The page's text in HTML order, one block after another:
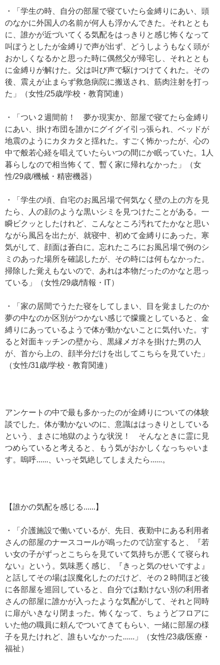
・「学生の時、自分の部屋で寝ていたら金縛りにあい、頭
のなかに外国人の名前が何人も浮かんできた。それととも
に、誰かが近づいてくる気配をはっきりと感じ怖くなって
叫ぼうとしたが金縛りで声が出ず、どうしようもなく頭が
おかしくなるかと思った時に偶然父が帰宅し、それととも
に金縛りが解けた。父は叫び声で駆けつけてくれた。その
後、震えが止まらず救急病院に搬送され、筋肉注射を打っ
た」（女性/25歳/学校・教育関連）
・「つい２週間前！ 夢か現実か、部屋で寝てたら金縛り
にあい、掛け布団を誰かにグイグイ引っ張られ、ベッドが
地震のようにカタカタと揺れた。すごく怖かったが、心の
中で般若心経を唱えていたらいつの間にか眠っていた。1人
暮らしなので相当怖くて、暫く家に帰れなかった」（女
性/29歳/機械・精密機器）
・「学生の頃、自宅のお風呂場で何気なく壁の上の方を見
たら、人の顔のような黒いシミを見つけたことがある。一
瞬ビクッとしたけれど、こんなところ汚れてたかなと思い
ながら風呂を出たが、就寝中、初めて金縛りにあった。寒
気がして、顔面は蒼白に。忘れたころにお風呂場で例のシ
ミのあった場所を確認したが、その時には何もなかった。
掃除した覚えもないので、あれは本物だったのかなと思っ
ている」（女性/29歳/情報・IT）
・「家の居間でうたた寝をしてしまい、目を覚ましたのか
夢の中なのか区別がつかない感じで朦朧としていると、金
縛りにあっているようで体が動かないことに気付いた。す
ると対面キッチンの壁から、黒縁メガネを掛けた男の人
が、首から上の、顔半分だけを出してこちらを見ていた」
（女性/31歳/学校・教育関連）
アンケートの中で最も多かったのが金縛りについての体験
談でした。体が動かないのに、意識ははっきりとしている
という、まさに地獄のような状況！ そんなときに霊に見
つめらていると考えると、もう気がおかしくなっちゃいま
す。嗚呼......、いっそ気絶してしまえたら......。
【誰かの気配を感じる......】
・「介護施設で働いているが、先日、夜勤中にある利用者
さんの部屋のナースコールが鳴ったので訪室すると、『若
い女の子がずっとこちらを見ていて気持ちが悪くて寝られ
ない』という。気味悪く感じ、『きっと気のせいですよ』
と話してその場は誤魔化したのだけど、その２時間ほど後
に各部屋を巡回していると、自分では動けない別の利用者
さんの部屋に誰かが入ったような気配がして、それと同時
に扉がいきなり閉まった。怖くなって、ちょうどフロアに
いた他の職員に頼んでついてきてもらい、一緒に部屋の様
子を見たけれど、誰もいなかった......」（女性/23歳/医療・
福祉）